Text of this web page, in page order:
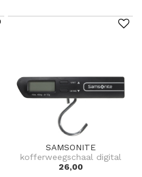
SAMSONITE
kofferweegschaal digital
26,00